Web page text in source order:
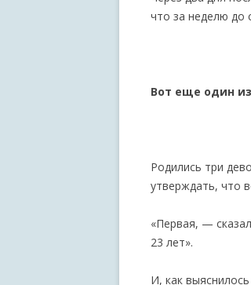
что за неделю до
Вот еще один
Родились три
утверждать, что
«Первая, —
23 лет».
И, как